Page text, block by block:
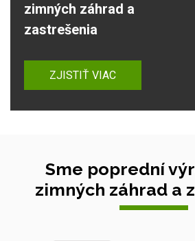
zimných záhrad a
zastrešenia
ZJISTIŤ VIAC
Sme poprední
zimných záhrad a